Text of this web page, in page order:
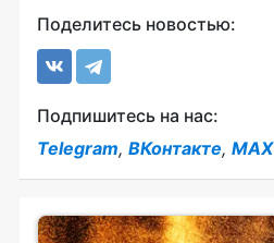
Поделитесь новостью:
Подпишитесь на нас:
Telegram, ВКонтакте, MAX